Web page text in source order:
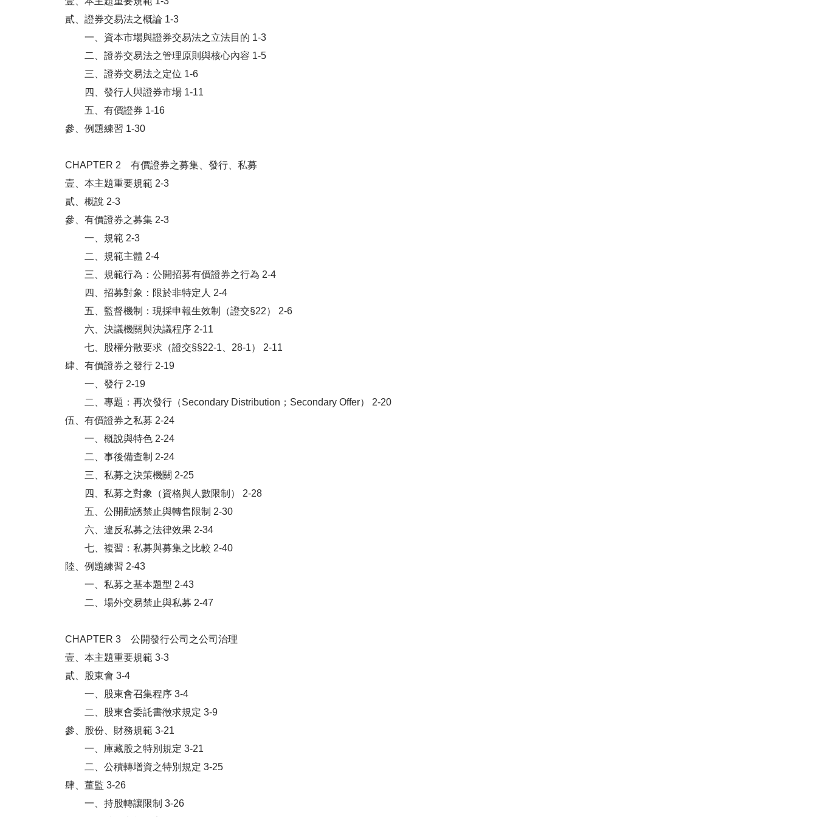
貳、證券交易法之概論 1-3
一、資本市場與證券交易法之立法目的 1-3
二、證券交易法之管理原則與核心內容 1-5
三、證券交易法之定位 1-6
四、發行人與證券市場 1-11
五、有價證券 1-16
參、例題練習 1-30
CHAPTER 2 有價證券之募集、發行、私募
壹、本主題重要規範 2-3
貳、概說 2-3
參、有價證券之募集 2-3
一、規範 2-3
二、規範主體 2-4
三、規範行為：公開招募有價證券之行為 2-4
四、招募對象：限於非特定人 2-4
五、監督機制：現採申報生效制（證交§22） 2-6
六、決議機關與決議程序 2-11
七、股權分散要求（證交§§22-1、28-1） 2-11
肆、有價證券之發行 2-19
一、發行 2-19
二、專題：再次發行（Secondary Distribution；Secondary Offer） 2-20
伍、有價證券之私募 2-24
一、概說與特色 2-24
二、事後備查制 2-24
三、私募之決策機關 2-25
四、私募之對象（資格與人數限制） 2-28
五、公開勸誘禁止與轉售限制 2-30
六、違反私募之法律效果 2-34
七、複習：私募與募集之比較 2-40
陸、例題練習 2-43
一、私募之基本題型 2-43
二、場外交易禁止與私募 2-47
CHAPTER 3 公開發行公司之公司治理
壹、本主題重要規範 3-3
貳、股東會 3-4
一、股東會召集程序 3-4
二、股東會委託書徵求規定 3-9
參、股份、財務規範 3-21
一、庫藏股之特別規定 3-21
二、公積轉增資之特別規定 3-25
肆、董監 3-26
一、持股轉讓限制 3-26